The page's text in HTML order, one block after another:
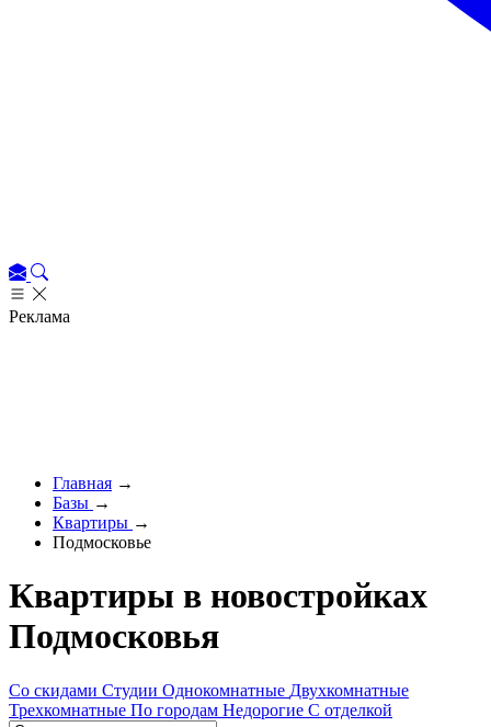
Реклама
Главная →
Базы →
Квартиры →
Подмосковье
Квартиры в новостройках
Подмосковья
Со скидами Студии Однокомнатные Двухкомнатные
Трехкомнатные По городам Недорогие С отделкой